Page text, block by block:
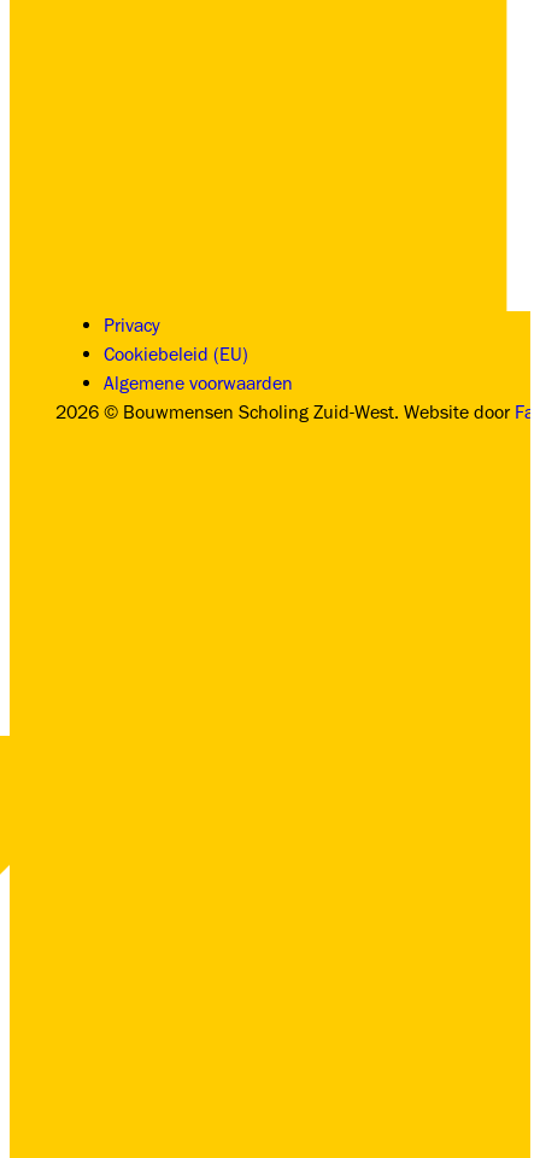
Privacy
Cookiebeleid (EU)
Algemene voorwaarden
2026 © Bouwmensen Scholing Zuid-West. Website door